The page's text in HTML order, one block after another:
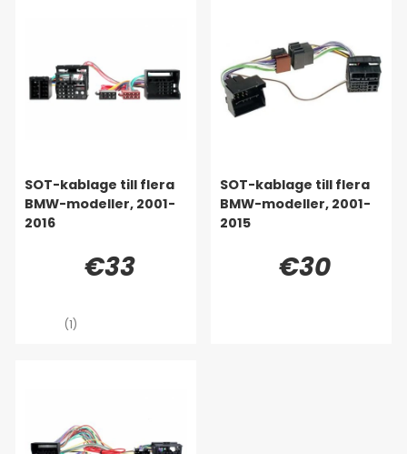
SOT-kablage till flera
BMW-modeller, 2001-
2016
€33
(1)
SOT-kablage till flera
BMW-modeller, 2001-
2015
€30